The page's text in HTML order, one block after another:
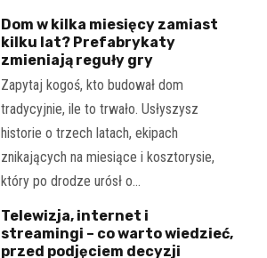
Dom w kilka miesięcy zamiast
kilku lat? Prefabrykaty
zmieniają reguły gry
Zapytaj kogoś, kto budował dom
tradycyjnie, ile to trwało. Usłyszysz
historie o trzech latach, ekipach
znikających na miesiące i kosztorysie,
który po drodze urósł o…
Telewizja, internet i
streamingi – co warto wiedzieć,
przed podjęciem decyzji